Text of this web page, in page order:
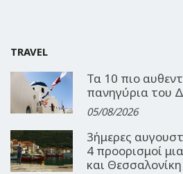
TRAVEL
Τα 10 πιο
πανηγύρια του
05/08/2026
3ήμερες
4 προορισμοί
και Θεσσαλονίκη